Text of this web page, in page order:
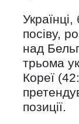
посіву,
над
трьома
Кореї
позиції.